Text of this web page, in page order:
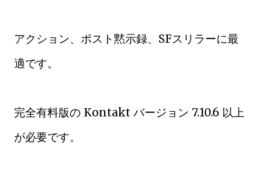
アクション、ポスト黙示録、SFスリラーに最
適です。
完全有料版の Kontakt バージョン 7.10.6 以上
が必要です。